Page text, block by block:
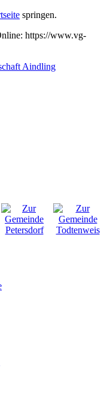
springen.
https://www.vg-